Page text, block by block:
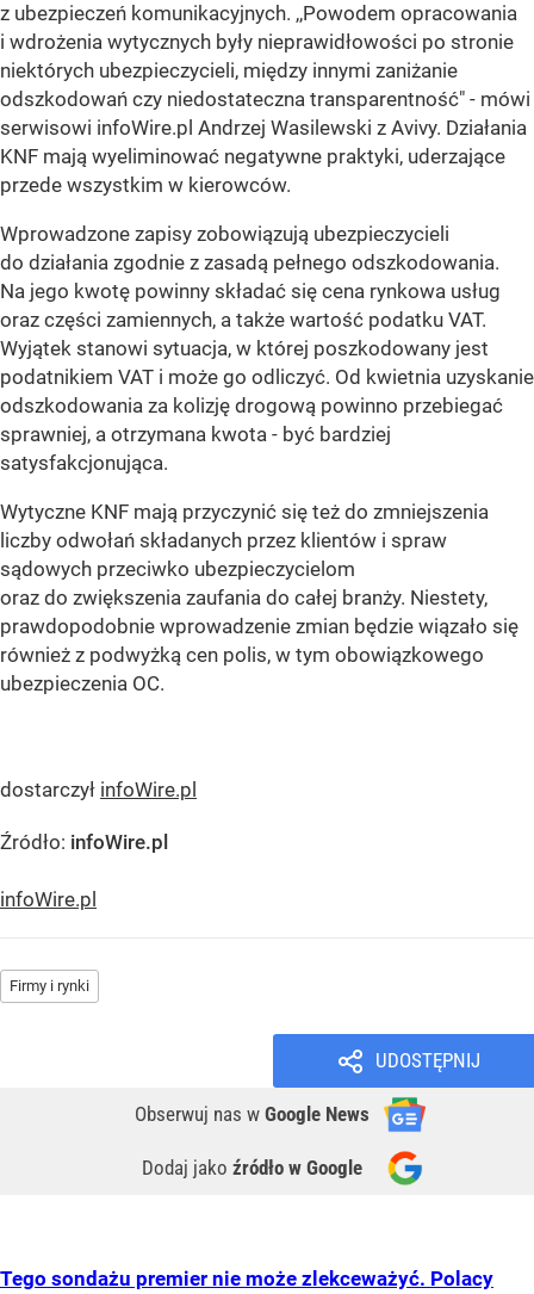
z ubezpieczeń komunikacyjnych. ,,Powodem opracowania
i wdrożenia wytycznych były nieprawidłowości po stronie
niektórych ubezpieczycieli, między innymi zaniżanie
odszkodowań czy niedostateczna transparentność" - mówi
serwisowi infoWire.pl Andrzej Wasilewski z Avivy. Działania
KNF mają wyeliminować negatywne praktyki, uderzające
przede wszystkim w kierowców.
Wprowadzone zapisy zobowiązują ubezpieczycieli
do działania zgodnie z zasadą pełnego odszkodowania.
Na jego kwotę powinny składać się cena rynkowa usług
oraz części zamiennych, a także wartość podatku VAT.
Wyjątek stanowi sytuacja, w której poszkodowany jest
podatnikiem VAT i może go odliczyć. Od kwietnia uzyskanie
odszkodowania za kolizję drogową powinno przebiegać
sprawniej, a otrzymana kwota - być bardziej
satysfakcjonująca.
Wytyczne KNF mają przyczynić się też do zmniejszenia
liczby odwołań składanych przez klientów i spraw
sądowych przeciwko ubezpieczycielom
oraz do zwiększenia zaufania do całej branży. Niestety,
prawdopodobnie wprowadzenie zmian będzie wiązało się
również z podwyżką cen polis, w tym obowiązkowego
ubezpieczenia OC.
dostarczył infoWire.pl
Źródło: infoWire.pl
infoWire.pl
Firmy i rynki
UDOSTĘPNIJ
Obserwuj nas w Google News
Dodaj jako źródło w Google
Tego sondażu premier nie może zlekceważyć. Polacy